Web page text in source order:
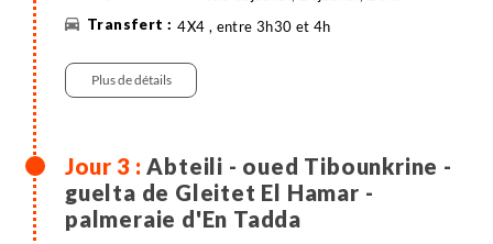
4X4 , entre 3h30 et 4h
Randonnée
Plus de détails
Abteili - oued Tibounkrine -
guelta de Gleitet El Hamar -
palmeraie d'En Tadda